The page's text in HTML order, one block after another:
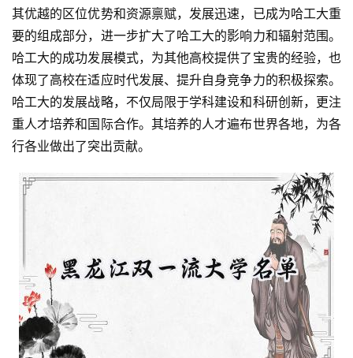
其优越的区位优势和资源禀赋，发展迅速，已成为哈工大重
要的组成部分，进一步扩大了哈工大的影响力和辐射范围。
哈工大的成功发展模式，为其他高校提供了宝贵的经验，也
体现了高校在适应时代发展、提升自身竞争力的积极探索。
哈工大的发展战略，不仅局限于学科建设和科研创新，更注
重人才培养和国际合作。其培养的人才遍布世界各地，为各
行各业做出了突出贡献。